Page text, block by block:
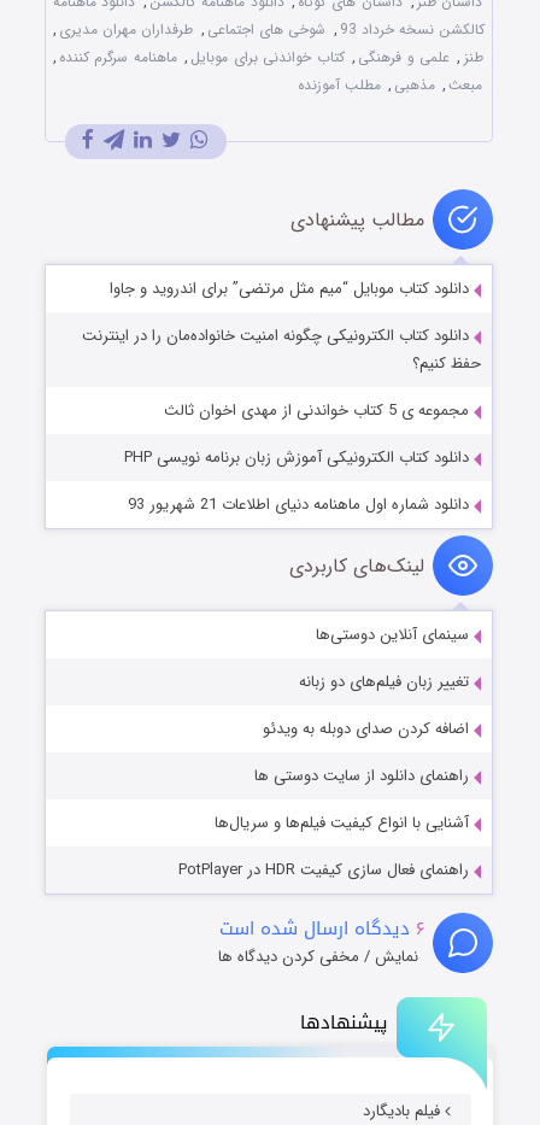
پیشنهادها
فیلم بادیگارد
کالکشن نسخه خرداد 93
, شوخی های اجتماعی , طرفداران مهران مدیری ,
طنز , علمی و فرهنگی , کتاب خواندنی برای موبایل , ماهنامه سرگرم کننده ,
مبعث, مذهبی , مطلب آموزنده
مطالب پیشنهادی
دانلود کتاب موبایل “میم مثل مرتضی” برای اندروید و جاوا
دانلود کتاب الکترونیکی چگونه امنیت خانواده‌مان را در اینترنت
حفظ کنیم؟
مجموعه ی 5 کتاب خواندنی از مهدی اخوان ثالث
دانلود کتاب الکترونیکی آموزش زبان برنامه نویسی PHP
دانلود شماره اول ماهنامه دنیای اطلاعات 21 شهریور 93
لینک‌های کاربردی
سینمای آنلاین دوستی‌ها
تغییر زبان فیلم‌های دو زبانه
اضافه کردن صدای دوبله به ویدئو
راهنمای دانلود از سایت دوستی ها
آشنایی با انواع کیفیت فیلم‌ها و سریال‌ها
راهنمای فعال سازی کیفیت HDR در PotPlayer
۶ دیدگاه ارسال شده است
نمایش / مخفی کردن دیدگاه ها